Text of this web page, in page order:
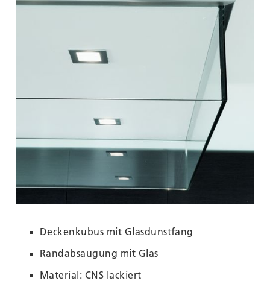
Deckenkubus mit Glasdunstfang
Randabsaugung mit Glas
Material: CNS lackiert